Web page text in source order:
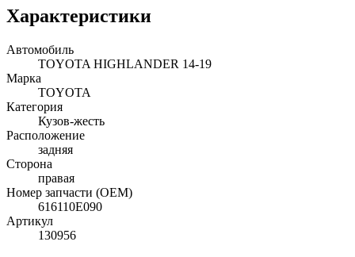
Характеристики
Автомобиль
TOYOTA HIGHLANDER 14-19
Марка
TOYOTA
Категория
Кузов-жесть
Расположение
задняя
Сторона
правая
Номер запчасти (OEM)
616110E090
Артикул
130956